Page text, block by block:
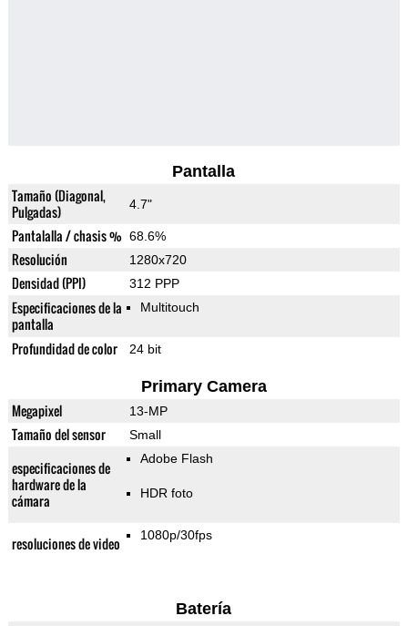
Pantalla
Tamaño (Diagonal,
Pulgadas)
4.7"
Pantalalla / chasis % 68.6%
Resolución 1280x720
Densidad (PPI) 312 PPP
Especificaciones de la
pantalla
Multitouch
Profundidad de color 24 bit
Primary Camera
Megapixel 13-MP
Tamaño del sensor Small
especificaciones de
hardware de la
cámara
Adobe Flash
HDR foto
resoluciones de video 1080p/30fps
Batería